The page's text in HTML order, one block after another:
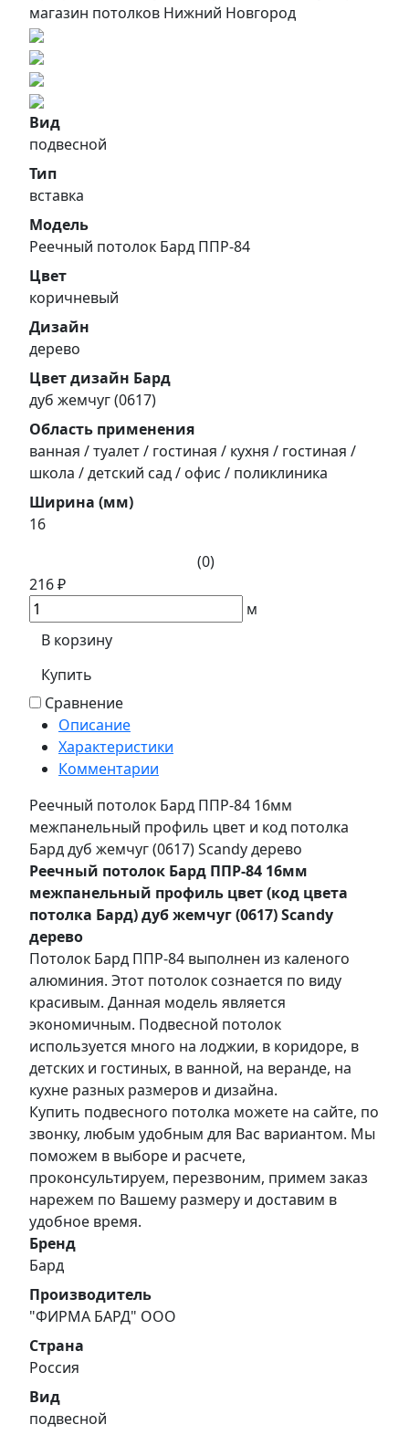
Вид
подвесной
Тип
вставка
Модель
Реечный потолок Бард ППР-84
Цвет
коричневый
Дизайн
дерево
Цвет дизайн Бард
дуб жемчуг (0617)
Область применения
ванная / туалет / гостиная / кухня / гостиная /
школа / детский сад / офис / поликлиника
Ширина (мм)
16
(0)
216 ₽
м
В корзину
Купить
Сравнение
Описание
Характеристики
Комментарии
Реечный потолок Бард ППР-84 16мм
межпанельный профиль цвет и код потолка
Бард дуб жемчуг (0617) Sсandy дерево
Реечный потолок Бард ППР-84 16мм
межпанельный профиль цвет (код цвета
потолка Бард) дуб жемчуг (0617) Sсandy
дерево
Потолок Бард ППР-84 выполнен из каленого
алюминия. Этот потолок сознается по виду
красивым. Данная модель является
экономичным. Подвесной потолок
используется много на лоджии, в коридоре, в
детских и гостиных, в ванной, на веранде, на
кухне разных размеров и дизайна.
Купить подвесного потолка можете на сайте, по
звонку, любым удобным для Вас вариантом. Мы
поможем в выборе и расчете,
проконсультируем, перезвоним, примем заказ
нарежем по Вашему размеру и доставим в
удобное время.
Бренд
Бард
Производитель
"ФИРМА БАРД" ООО
Страна
Россия
Вид
подвесной